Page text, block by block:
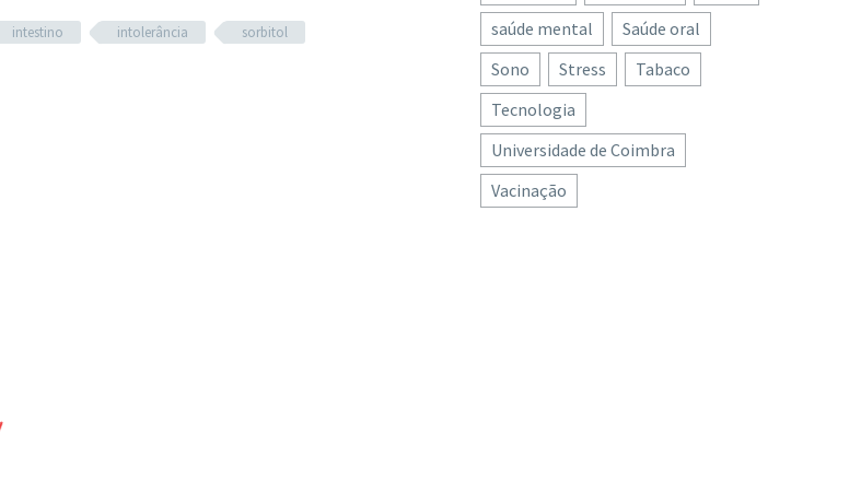
intestino intolerância sorbitol
saúde mental
Saúde oral
Sono
Stress
Tabaco
Tecnologia
Universidade de Coimbra
Vacinação